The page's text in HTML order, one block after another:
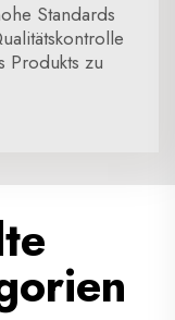
Standards
Produkts zu